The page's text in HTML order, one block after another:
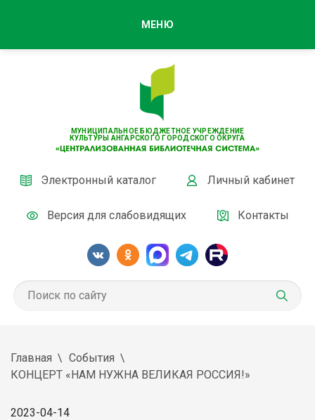
МУНИЦИПАЛЬНОЕ БЮДЖЕТНОЕ УЧРЕЖДЕНИЕ
КУЛЬТУРЫ АНГАРСКОГО ГОРОДСКОГО ОКРУГА
Электронный каталог Личный кабинет
Версия для слабовидящих Контакты
МЕНЮ
Главная
События
КОНЦЕРТ «НАМ НУЖНА ВЕЛИКАЯ РОССИЯ!»
2023-04-14